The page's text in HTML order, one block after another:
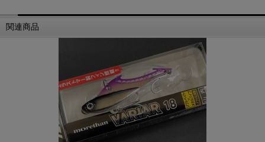
関連商品